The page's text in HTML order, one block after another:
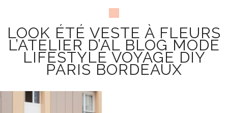
LOOK ÉTÉ VESTE À FLEURS
L’ATELIER D’AL BLOG MODE
LIFESTYLE VOYAGE DIY
PARIS BORDEAUX